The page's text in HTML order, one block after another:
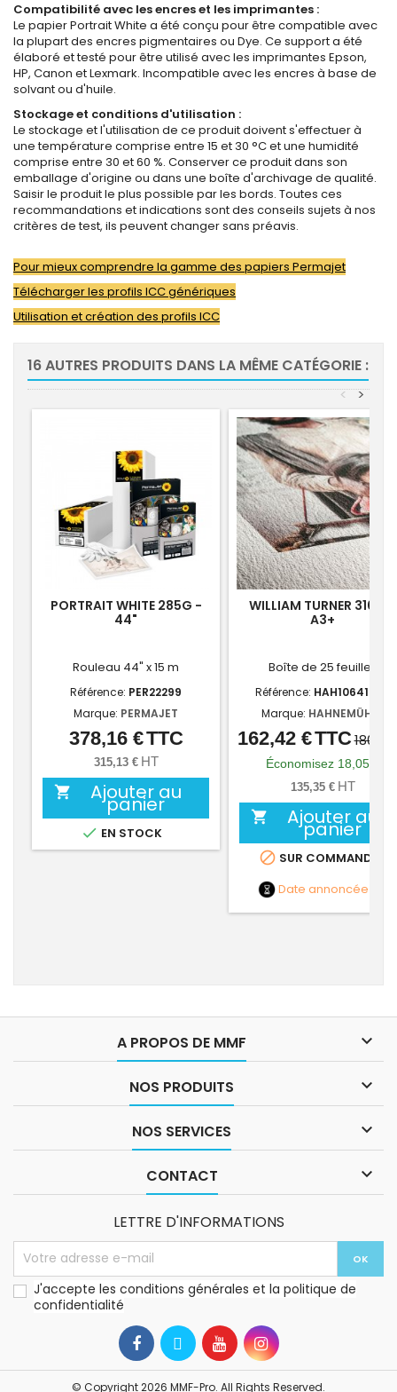
Compatibilité avec les encres et les imprimantes :
Le papier Portrait White a été conçu pour être compatible avec
la plupart des encres pigmentaires ou Dye. Ce support a été
élaboré et testé pour être utilisé avec les imprimantes Epson,
HP, Canon et Lexmark. Incompatible avec les encres à base de
solvant ou d'huile.
Stockage et conditions d'utilisation :
Le stockage et l'utilisation de ce produit doivent s'effectuer à
une température comprise entre 15 et 30 °C et une humidité
comprise entre 30 et 60 %. Conserver ce produit dans son
emballage d'origine ou dans une boîte d'archivage de qualité.
Saisir le produit le plus possible par les bords. Toutes ces
recommandations et indications sont des conseils sujets à nos
critères de test, ils peuvent changer sans préavis.
Pour mieux comprendre la gamme des papiers Permajet
Télécharger les profils ICC génériques
Utilisation et création des profils ICC
16 AUTRES PRODUITS DANS LA MÊME CATÉGORIE :
>
<
PORTRAIT WHITE 285G -
44"
Rouleau 44" x 15 m
Référence: PER22299
Marque: PERMAJET
Prix
378,16 €TTC
315,13 € HT
 Ajouter au
panier
 EN STOCK
WILLIAM TURNER 310G -
A3+
Boîte de 25 feuilles
Référence: HAH10641645
Marque: HAHNEMÜHLE
Prix
Prix
de
base
162,42 €TTC
Économisez 18,05 €
135,35 € HT
 Ajouter au
panier
 SUR COMMANDE
Date annoncée
A PROPOS DE MMF 
NOS PRODUITS 
NOS SERVICES 
CONTACT 
LETTRE D'INFORMATIONS
J'accepte les conditions générales et la politique de
confidentialité
© Copyright 2026 MMF-Pro. All Rights Reserved.